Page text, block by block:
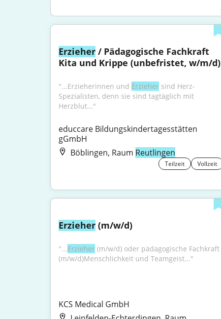
Erzieher / Pädagogische Fachkraft
Kita und Krippe (unbefristet, w/m/d)
"...Erzieherinnen und Erzieher sind Herz-
Spezialisten, denn sie sind tagtäglich mit
Herzblut..."
educcare Bildungskindertagesstätten
gGmbH
Böblingen, Raum Reutlingen
Teilzeit Vollzeit
Erzieher (m/w/d)
"...Erzieher (m/w/d) oder pädagogische Fachkraft
(m/w/d)Menschlichkeit und Teamgeist..."
KCS Medical GmbH